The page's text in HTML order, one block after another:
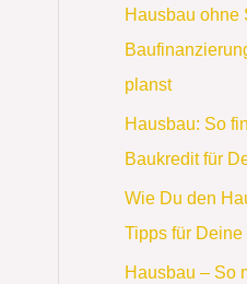
Hausbau ohne
planst
Hausbau: So
Baukredit für
Wie Du den
Tipps für
Hausbau – So